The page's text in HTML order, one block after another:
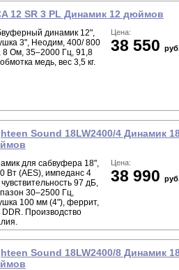
12 SR 3 PL Динамик 12 дюймов
динамик 12",
3", Неодим, 400/ 800
8 Ом, 35–2000 Гц, 91,8
медь, вес 3,5 кг.
Цена:
38 550
Sound 18LW2400/4 Динамик
для сабвуфера 18",
Вт (AES), импеданс 4
97 дБ,
30–2500 Гц,
100 мм (4"), феррит,
DDR. Производство
Цена:
38 990
Sound 18LW2400/8 Динамик